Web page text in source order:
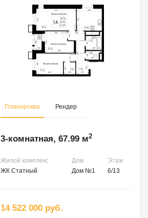
Планировка Рендер
3-комнатная, 67.99 м2
Жилой комплекс Дом
Этаж
ЖК Статный
Дом №1 6/13
14 522 000 руб.